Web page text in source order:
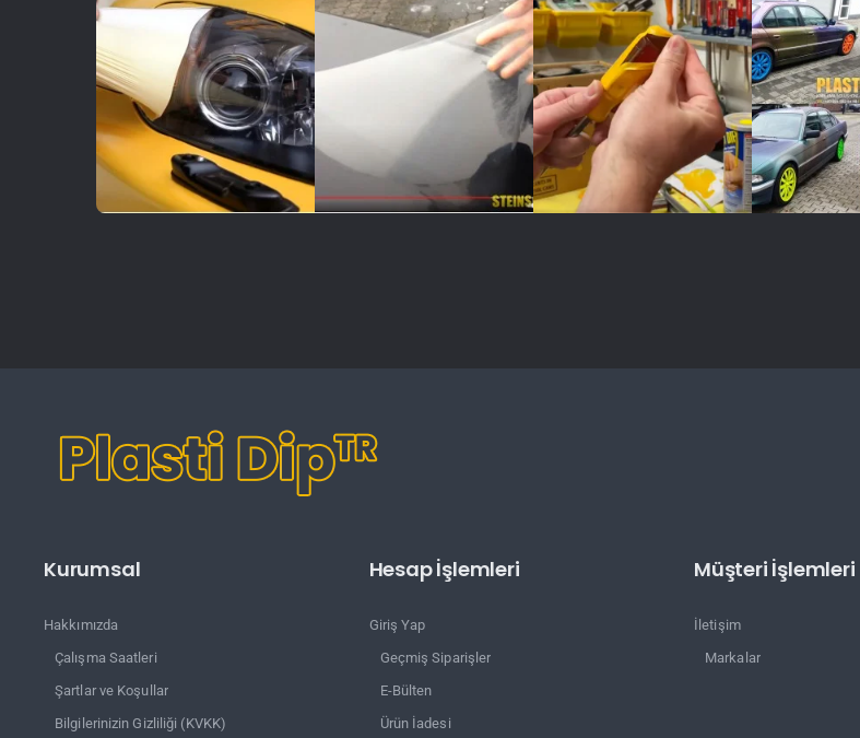
Kurumsal
Hakkımızda
Çalışma Saatleri
Şartlar ve Koşullar
Bilgilerinizin Gizliliği (KVKK)
Hesap İşlemleri
Giriş Yap
Geçmiş Siparişler
E-Bülten
Ürün İadesi
Müşteri İşlemleri
İletişim
Markalar